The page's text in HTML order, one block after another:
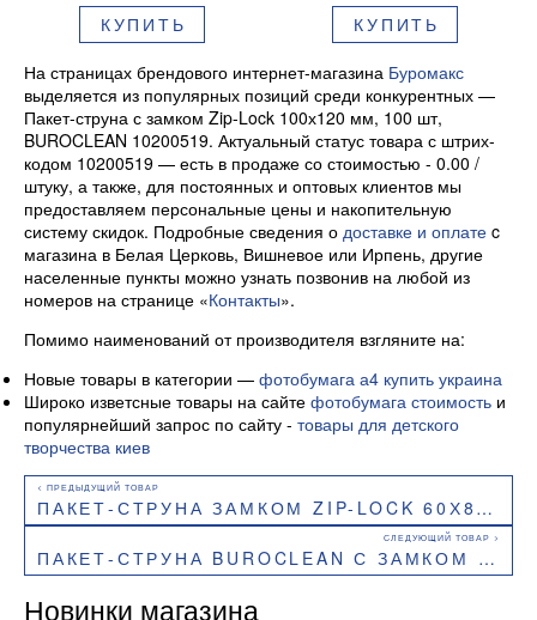
КУПИТЬ
КУПИТЬ
На страницах брендового интернет-магазина Буромакс
выделяется из популярных позиций среди конкурентных —
Пакет-струна с замком Zip-Lock 100х120 мм, 100 шт,
BUROCLEAN 10200519. Актуальный статус товара с штрих-
кодом 10200519 — есть в продаже со стоимостью - 0.00 /
штуку, а также, для постоянных и оптовых клиентов мы
предоставляем персональные цены и накопительную
систему скидок. Подробные сведения о доставке и оплате c
магазина в Белая Церковь, Вишневое или Ирпень, другие
населенные пункты можно узнать позвонив на любой из
номеров на странице «Контакты».
Помимо наименований от производителя взгляните на:
Новые товары в категории — фотобумага а4 купить украина
Широко изветсные товары на сайте фотобумага стоимость и
популярнейший запрос по сайту - товары для детского
творчества киев
ПАКЕТ-СТРУНА ЗАМКОМ ZIP-LOCK 60Х80 ММ, 100 ШТ BUROCLEAN 10200514
ПАКЕТ-СТРУНА BUROCLEAN С ЗАМКОМ ZIP-LOCK 100Х150 ММ 100 ШТ 10200520
Новинки магазина